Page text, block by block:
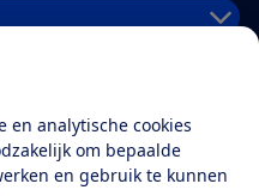
en analytische cookies
om bepaalde
en gebruik te kunnen